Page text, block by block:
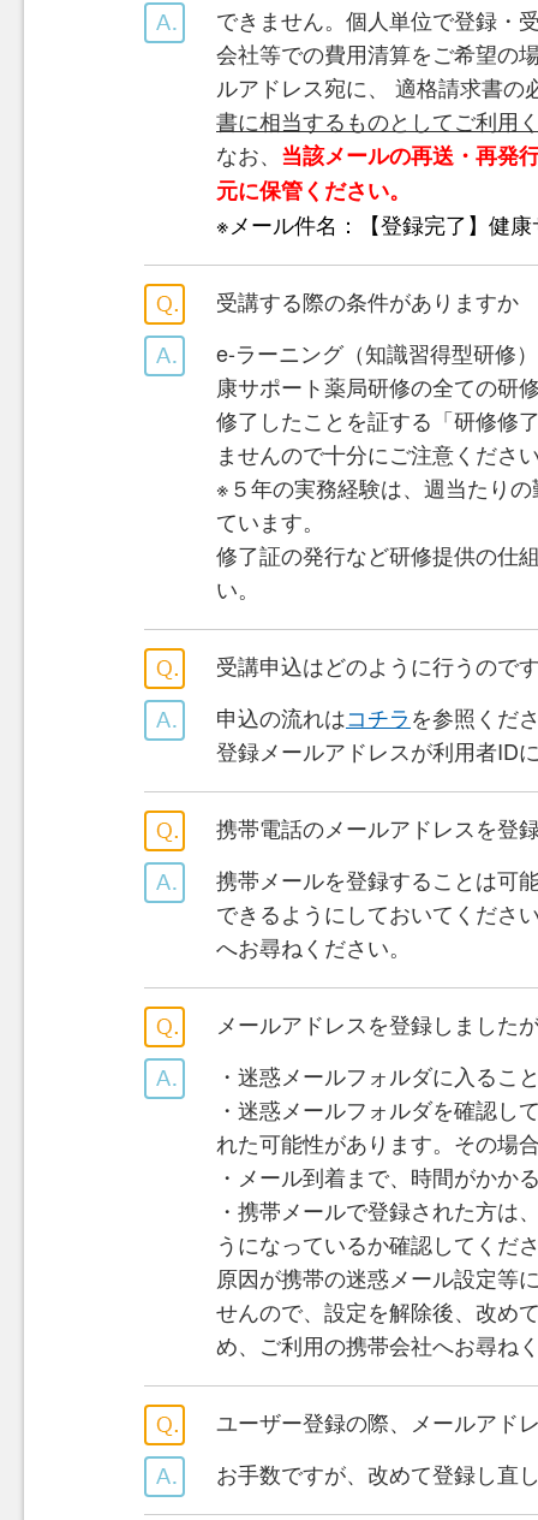
できません。個人単位で登録・
会社等での費用清算をご希望の
ルアドレス宛に、 適格請求書
書に相当するものとしてご利用
なお、 当該メールの再送・再発
元に保管ください。
※メール件名：【登録完了】健
受講する際の条件がありますか
e-ラーニング（知識習得型研修
康サポート薬局研修の全ての研
修了したことを証する「研修修
ませんので十分にご注意くださ
※５年の実務経験は、週当たり
ています。
修了証の発行など研修提供の仕
い。
受講申込はどのように行うので
申込の流れはコチラを参照くだ
登録メールアドレスが利用者ID
携帯電話のメールアドレスを登
携帯メールを登録することは可
できるようにしておいてくださ
へお尋ねください。
メールアドレスを登録しました
・迷惑メールフォルダに入るこ
・迷惑メールフォルダを確認し
れた可能性があります。その場
・メール到着まで、時間がかか
・携帯メールで登録された方は
うになっているか確認してくだ
原因が携帯の迷惑メール設定等
せんので、設定を解除後、改め
め、ご利用の携帯会社へお尋ね
ユーザー登録の際、メールアド
お手数ですが、改めて登録し直